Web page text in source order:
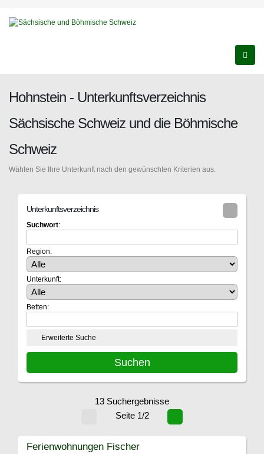
Hohnstein - Unterkunftsverzeichnis
Sächsische Schweiz und die Böhmische
Schweiz
Wählen Sie Ihre Unterkunft nach den gewünschten Kriterien aus.
Unterkunftsverzeichnis
Suchwort:
Region:
Unterkunft:
Betten:
Erweiterte Suche
13 Suchergebnisse
Seite 1/2
Ferienwohnungen Fischer